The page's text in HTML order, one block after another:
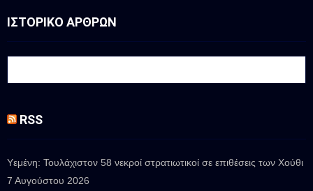
ΙΣΤΟΡΙΚΟ ΑΡΘΡΩΝ
RSS
Υεμένη: Τουλάχιστον 58 νεκροί στρατιωτικοί σε επιθέσεις των Χούθι
7 Αυγούστου 2026